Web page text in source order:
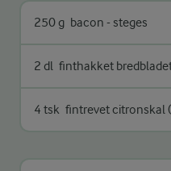
250 g bacon - steges
2 dl finthakket
4 tsk fintrevet citronskal